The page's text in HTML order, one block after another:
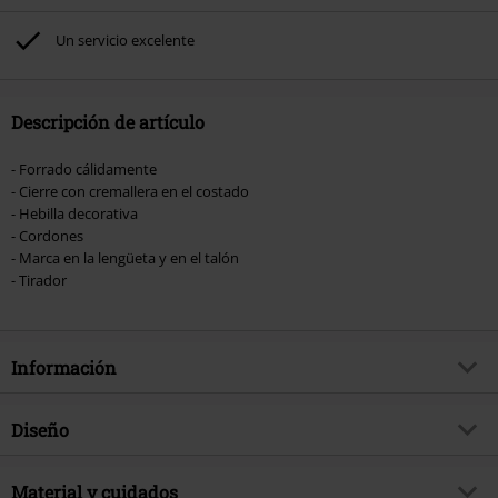
Rammstein, (Till) Lindemann, Böhse Onkelz, Broilers, Die Ärzte, Die Toten
Hosen, Metality, Funko Pop!, vales regalo y artículos que incluyan una
Un servicio excelente
Descripción de artículo
- Forrado cálidamente
- Cierre con cremallera en el costado
- Hebilla decorativa
- Cordones
- Marca en la lengüeta y en el talón
- Tirador
Información
Artículo no.
Brand
Diseño
Tipo de producto
Material y cuidados